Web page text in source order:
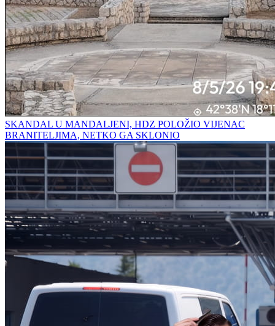
SKANDAL U MANDALJENI, HDZ POLOŽIO VIJENAC
BRANITELJIMA, NETKO GA SKLONIO